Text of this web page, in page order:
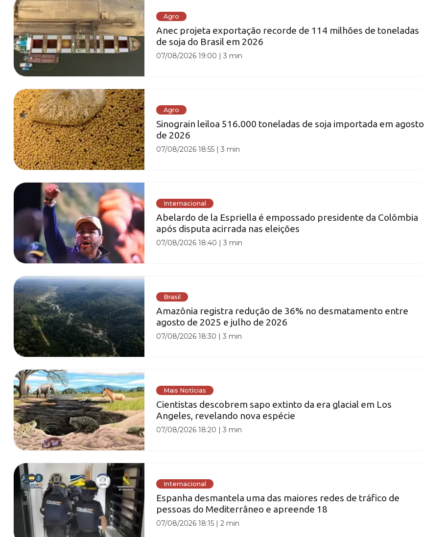
Agro
Anec projeta exportação recorde de 114 milhões de toneladas
de soja do Brasil em 2026
07/08/2026 19:00 |3 min
Agro
Sinograin leiloa 516.000 toneladas de soja importada em agosto
de 2026
07/08/2026 18:55 |3 min
Internacional
Abelardo de la Espriella é empossado presidente da Colômbia
após disputa acirrada nas eleições
07/08/2026 18:40 |3 min
Brasil
Amazônia registra redução de 36% no desmatamento entre
agosto de 2025 e julho de 2026
07/08/2026 18:30 |3 min
Mais Notícias
Cientistas descobrem sapo extinto da era glacial em Los
Angeles, revelando nova espécie
07/08/2026 18:20 |3 min
Internacional
Espanha desmantela uma das maiores redes de tráfico de
pessoas do Mediterrâneo e apreende 18
07/08/2026 18:15 |2 min